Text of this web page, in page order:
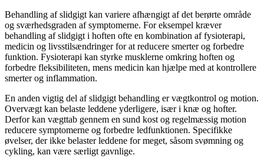
Behandling af slidgigt kan variere afhængigt af det berørte område
og sværhedsgraden af symptomerne. For eksempel kræver
behandling af slidgigt i hoften ofte en kombination af fysioterapi,
medicin og livsstilsændringer for at reducere smerter og forbedre
funktion. Fysioterapi kan styrke musklerne omkring hoften og
forbedre fleksibiliteten, mens medicin kan hjælpe med at kontrollere
smerter og inflammation.
En anden vigtig del af slidgigt behandling er vægtkontrol og motion.
Overvægt kan belaste leddene yderligere, især i knæ og hofter.
Derfor kan vægttab gennem en sund kost og regelmæssig motion
reducere symptomerne og forbedre ledfunktionen. Specifikke
øvelser, der ikke belaster leddene for meget, såsom svømning og
cykling, kan være særligt gavnlige.